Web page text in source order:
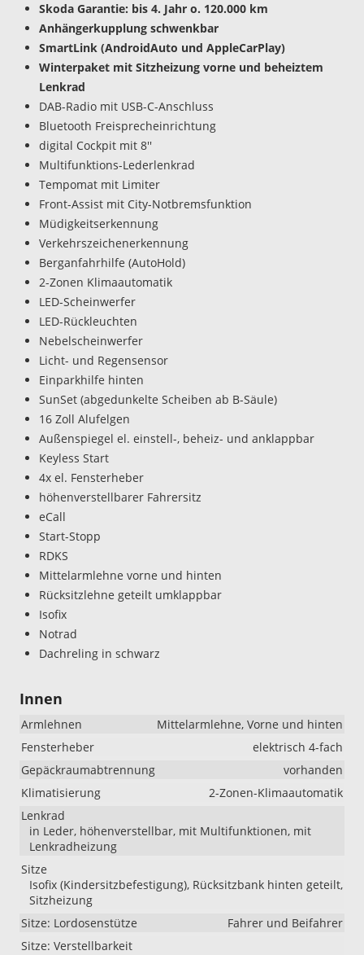
Skoda Garantie: bis 4. Jahr o. 120.000 km
Anhängerkupplung schwenkbar
SmartLink (AndroidAuto und AppleCarPlay)
Winterpaket mit Sitzheizung vorne und beheiztem
Lenkrad
DAB-Radio mit USB-C-Anschluss
Bluetooth Freisprecheinrichtung
digital Cockpit mit 8''
Multifunktions-Lederlenkrad
Tempomat mit Limiter
Front-Assist mit City-Notbremsfunktion
Müdigkeitserkennung
Verkehrszeichenerkennung
Berganfahrhilfe (AutoHold)
2-Zonen Klimaautomatik
LED-Scheinwerfer
LED-Rückleuchten
Nebelscheinwerfer
Licht- und Regensensor
Einparkhilfe hinten
SunSet (abgedunkelte Scheiben ab B-Säule)
16 Zoll Alufelgen
Außenspiegel el. einstell-, beheiz- und anklappbar
Keyless Start
4x el. Fensterheber
höhenverstellbarer Fahrersitz
eCall
Start-Stopp
RDKS
Mittelarmlehne vorne und hinten
Rücksitzlehne geteilt umklappbar
Isofix
Notrad
Dachreling in schwarz
Innen
Armlehnen
Mittelarmlehne, Vorne und hinten
Fensterheber
elektrisch 4-fach
Gepäckraumabtrennung
vorhanden
Klimatisierung
2-Zonen-Klimaautomatik
Lenkrad
in Leder, höhenverstellbar, mit Multifunktionen, mit
Lenkradheizung
Sitze
Isofix (Kindersitzbefestigung), Rücksitzbank hinten geteilt,
Sitzheizung
Sitze: Lordosenstütze
Fahrer und Beifahrer
Sitze: Verstellbarkeit